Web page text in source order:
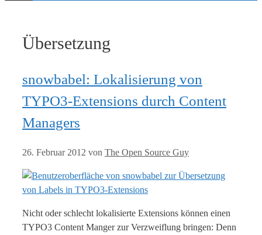
Übersetzung
snowbabel: Lokalisierung von
TYPO3-Extensions durch Content
Managers
26. Februar 2012 von The Open Source Guy
Nicht oder schlecht lokalisierte Extensions können einen
TYPO3 Content Manger zur Verzweiflung bringen: Denn